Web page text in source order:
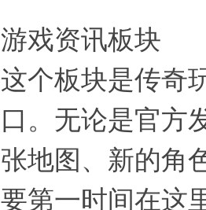
游戏资讯板块
这个板块是传奇
口。无论是官方
张地图、新的角
要第一时间在这